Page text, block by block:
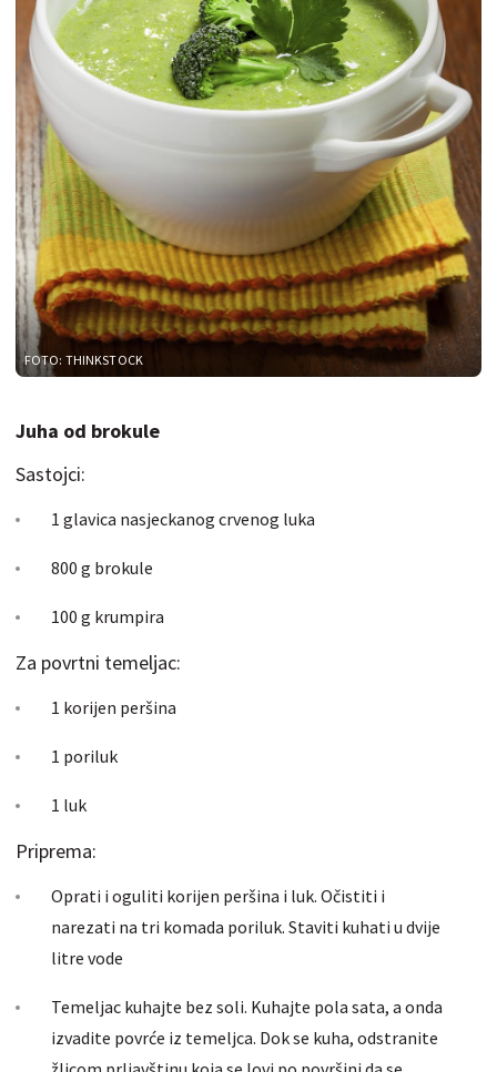
FOTO: THINKSTOCK
Juha od brokule
Sastojci:
1 glavica nasjeckanog crvenog luka
800 g brokule
100 g krumpira
Za povrtni temeljac:
1 korijen peršina
1 poriluk
1 luk
Priprema:
Oprati i oguliti korijen peršina i luk. Očistiti i
narezati na tri komada poriluk. Staviti kuhati u dvije
litre vode
Temeljac kuhajte bez soli. Kuhajte pola sata, a onda
izvadite povrće iz temeljca. Dok se kuha, odstranite